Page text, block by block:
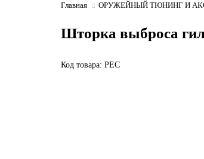
Главная ОРУЖЕЙНЫЙ ТЮНИНГ И
Шторка выброса
Код товара: PEC